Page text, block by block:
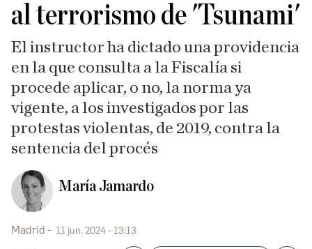
al terrorismo de 'Tsunami'
El instructor ha dictado una providencia
en la que consulta a la Fiscalía si
procede aplicar, o no, la norma ya
vigente, a los investigados por las
protestas violentas, de 2019, contra la
sentencia del procés
María Jamardo
Madrid 11 jun. 2024 - 13:13